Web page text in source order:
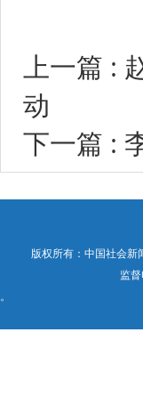
上一篇 :
动
下一篇 :
版权所有：中国社会
监
。